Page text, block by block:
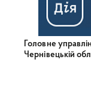
Головне
Чернівецькій